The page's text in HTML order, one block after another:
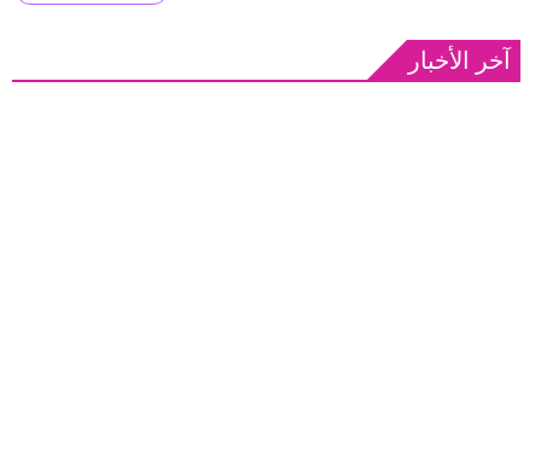
آخر الأخبار